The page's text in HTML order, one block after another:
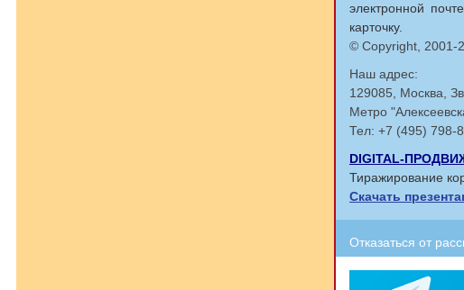
электронной
карточку.
© Copyright, 2001-
Наш адрес:
129085, Москва,
Метро
Тел: +7 (495) 798-
DIGITAL-
Тиражирование
Скачать
Отказаться от